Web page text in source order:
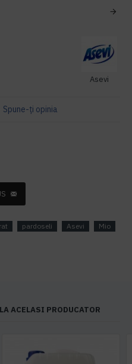
Asevi
Spune-ţi opinia
pardoseli Asevi Mio
ACELASI PRODUCATOR